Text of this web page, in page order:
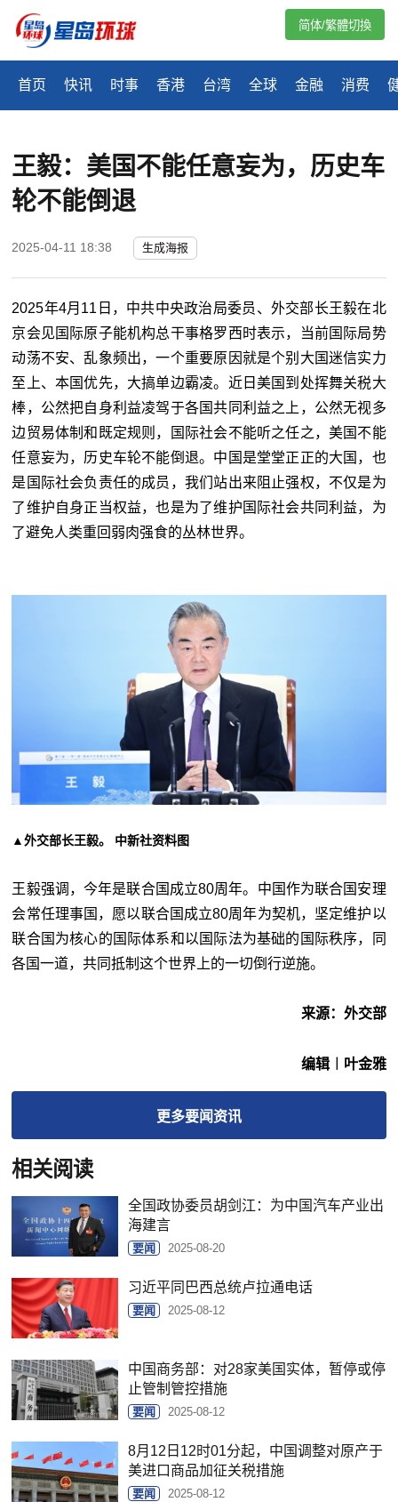
首页 快讯 时事 香港 台湾 全球 金融 消费
简体/繁體切換
王毅：美国不能任意妄为，历史车
轮不能倒退
2025-04-11 18:38 生成海报
2025年4月11日，中共中央政治局委员、外交部长王毅在北
京会见国际原子能机构总干事格罗西时表示，当前国际局势
动荡不安、乱象频出，一个重要原因就是个别大国迷信实力
至上、本国优先，大搞单边霸凌。近日美国到处挥舞关税大
棒，公然把自身利益凌驾于各国共同利益之上，公然无视多
边贸易体制和既定规则，国际社会不能听之任之，美国不能
任意妄为，历史车轮不能倒退。中国是堂堂正正的大国，也
是国际社会负责任的成员，我们站出来阻止强权，不仅是为
了维护自身正当权益，也是为了维护国际社会共同利益，为
了避免人类重回弱肉强食的丛林世界。
▲外交部长王毅。 中新社资料图
王毅强调，今年是联合国成立80周年。中国作为联合国安理
会常任理事国，愿以联合国成立80周年为契机，坚定维护以
联合国为核心的国际体系和以国际法为基础的国际秩序，同
各国一道，共同抵制这个世界上的一切倒行逆施。
来源：外交部
编辑︱叶金雅
更多要闻资讯
相关阅读
全国政协委员胡剑江：为中国汽车产业出
海建言
要闻 2025-08-20
习近平同巴西总统卢拉通电话
要闻 2025-08-12
中国商务部：对28家美国实体，暂停或停
止管制管控措施
要闻 2025-08-12
8月12日12时01分起，中国调整对原产于
美进口商品加征关税措施
要闻 2025-08-12